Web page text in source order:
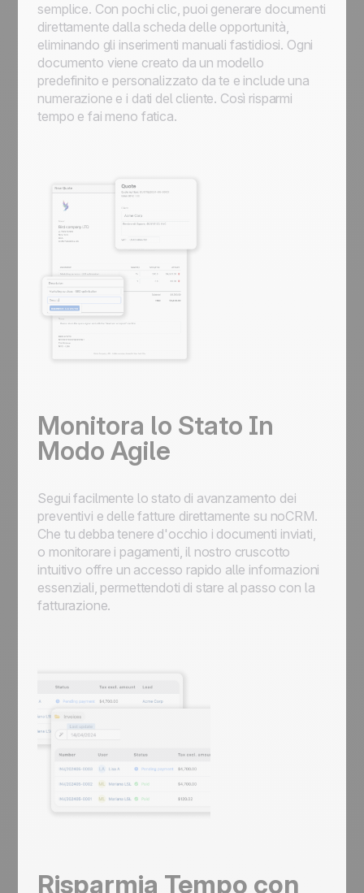
semplice. Con pochi clic, puoi generare documenti
direttamente dalla scheda delle opportunità,
eliminando gli inserimenti manuali fastidiosi. Ogni
documento viene creato da un modello
predefinito e personalizzato da te e include una
numerazione e i dati del cliente. Così risparmi
tempo e fai meno fatica.
Monitora lo Stato In
Modo Agile
Segui facilmente lo stato di avanzamento dei
preventivi e delle fatture direttamente su noCRM.
Che tu debba tenere d'occhio i documenti inviati,
o monitorare i pagamenti, il nostro cruscotto
intuitivo offre un accesso rapido alle informazioni
essenziali, permettendoti di stare al passo con la
fatturazione.
Risparmia Tempo con